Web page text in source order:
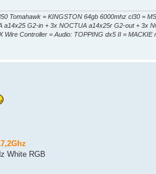
Tomahawk = KINGSTON 64gb 6000mhz cl30 =
a14x25 G2-in + 3x NOCTUA a14x25r G2-out + 3x
Controller = Audio: TOPPING dx5 II = MACKIE
White RGB